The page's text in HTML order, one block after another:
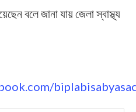
বলে জানা যায় জেলা স্বাস্থ্য